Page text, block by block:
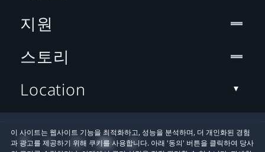
이 사이트는 웹사이트 기능을 최적화하고, 성능을 분석하며, 더 개인화된 경험
과 광고를 제공하기 위해 쿠키를 사용합니다. 아래 '동의' 버튼을 클릭하여 당사
지원
스토리
Location